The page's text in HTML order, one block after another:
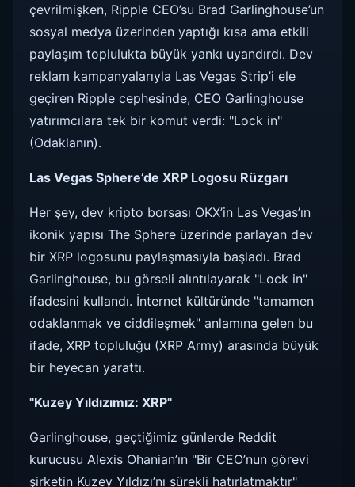
çevrilmişken, Ripple CEO’su Brad Garlinghouse’un
sosyal medya üzerinden yaptığı kısa ama etkili
paylaşım toplulukta büyük yankı uyandırdı. Dev
reklam kampanyalarıyla Las Vegas Strip’i ele
geçiren Ripple cephesinde, CEO Garlinghouse
yatırımcılara tek bir komut verdi: "Lock in"
(Odaklanın).
Las Vegas Sphere’de XRP Logosu Rüzgarı
Her şey, dev kripto borsası OKX’in Las Vegas’ın
ikonik yapısı The Sphere üzerinde parlayan dev
bir XRP logosunu paylaşmasıyla başladı. Brad
Garlinghouse, bu görseli alıntılayarak "Lock in"
ifadesini kullandı. İnternet kültüründe "tamamen
odaklanmak ve ciddileşmek" anlamına gelen bu
ifade, XRP topluluğu (XRP Army) arasında büyük
bir heyecan yarattı.
"Kuzey Yıldızımız: XRP"
Garlinghouse, geçtiğimiz günlerde Reddit
kurucusu Alexis Ohanian’ın "Bir CEO’nun görevi
şirketin Kuzey Yıldızı’nı sürekli hatırlatmaktır"